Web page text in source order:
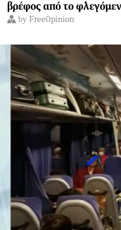
βρέφος από το
by FreeOpinion